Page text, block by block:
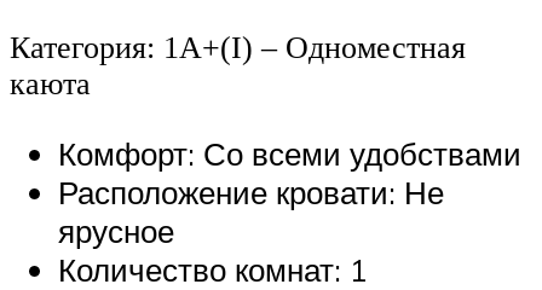
Категория: 1А+(I) – Одноместная
каюта
Комфорт: Со всеми удобствами
Расположение кровати: Не
ярусное
Количество комнат: 1